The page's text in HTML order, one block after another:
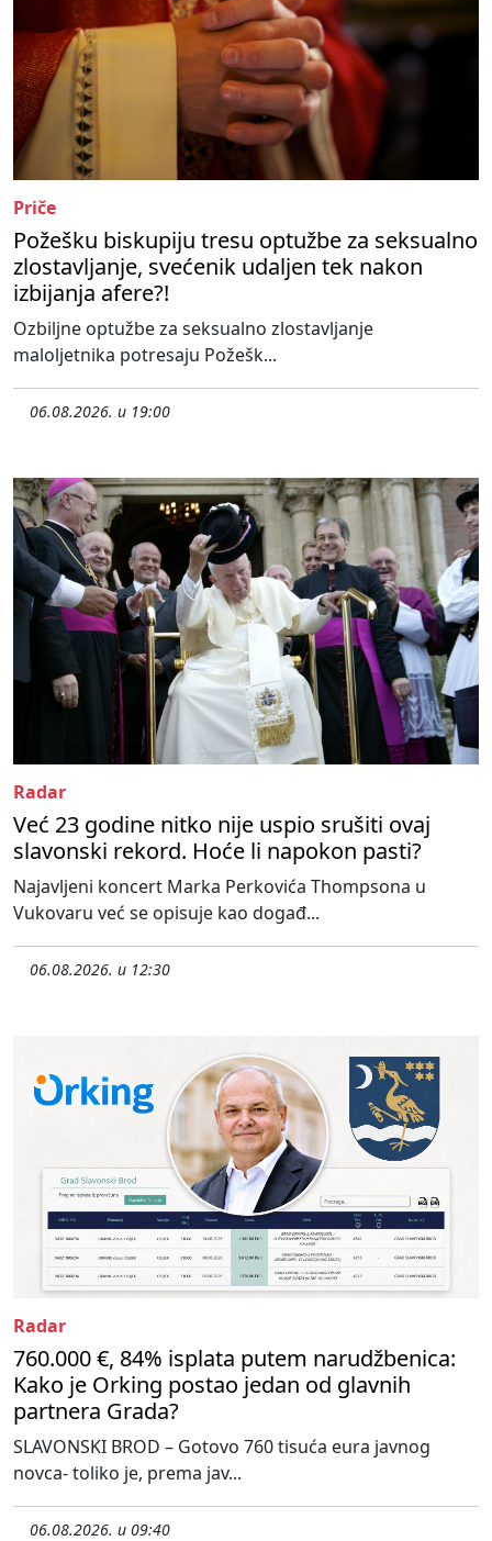
Priče
Požešku biskupiju tresu optužbe za seksualno
zlostavljanje, svećenik udaljen tek nakon
izbijanja afere?!
Ozbiljne optužbe za seksualno zlostavljanje
maloljetnika potresaju Požešk...
06.08.2026. u 19:00
Radar
Već 23 godine nitko nije uspio srušiti ovaj
slavonski rekord. Hoće li napokon pasti?
Najavljeni koncert Marka Perkovića Thompsona u
Vukovaru već se opisuje kao događ...
06.08.2026. u 12:30
Radar
760.000 €, 84% isplata putem narudžbenica:
Kako je Orking postao jedan od glavnih
partnera Grada?
SLAVONSKI BROD – Gotovo 760 tisuća eura javnog
novca- toliko je, prema jav...
06.08.2026. u 09:40